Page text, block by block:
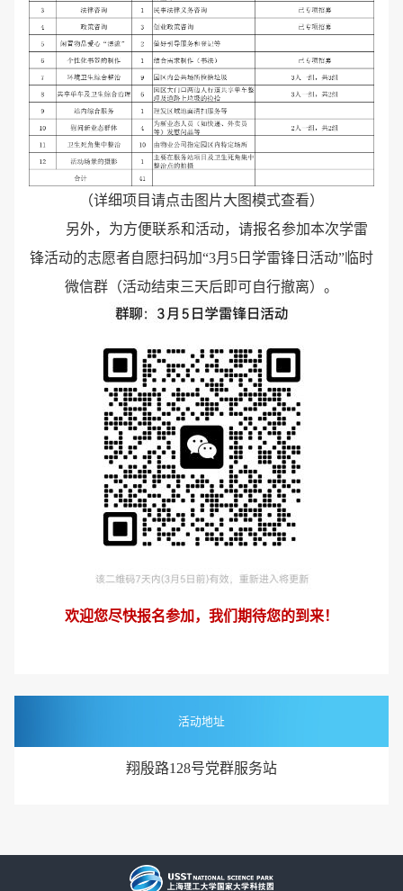
（详细项目请点击图片大图模式查看）
另外，为方便联系和活动，请报名参加本次学雷
锋活动的志愿者自愿扫码加“3月5日学雷锋日活动”临时
微信群（活动结束三天后即可自行撤离）。
欢迎您尽快报名参加， 我们期待您的到来！
活动地址
翔殷路128号党群服务站